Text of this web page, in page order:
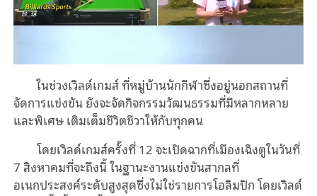
ในช่วงเวิลด์เกมส์ ที่หมู่บ้านนักกีฬาซึ่งอยู่นอกสถานที่
จัดการแข่งขัน ยังจะจัดกิจกรรมวัฒนธรรมที่มีหลากหลาย
และพิเศษ เติมเต็มชีวิตชีวาให้กับทุกคน
โดยเวิลด์เกมส์ครั้งที่ 12 จะเปิดฉากที่เมืองเฉิงตูในวันที่
7 สิงหาคมที่จะถึงนี้ ในฐานะงานแข่งขันสากลที่
อเนกประสงค์ระดับสูงสุดซึ่งไม่ใช่รายการโอลิมปิก โดยเวิลด์